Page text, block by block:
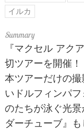
イルカ
『マクセル アク
切ツアーを開催！
本ツアーだけの
いドルフィンパ
のたちが泳ぐ光
ダーチューブ』